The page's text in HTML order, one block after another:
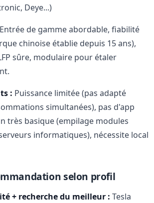
Deye...)
Entrée de gamme abordable, fiabilité
chinoise établie depuis 15 ans),
sûre, modulaire pour étaler
: Puissance limitée (pas adapté
simultanées), pas d'app
très basique (empilage modules
informatiques), nécessite local
selon profil
+ recherche du meilleur : Tesla